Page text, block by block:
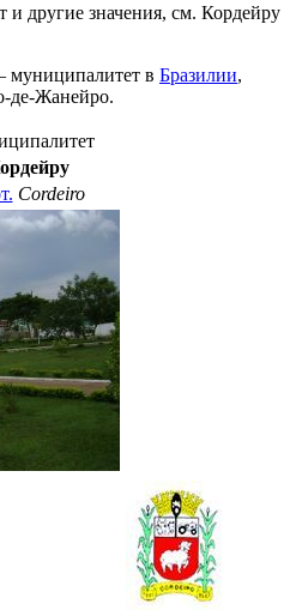
и другие значения, см. Кордейру
в Бразилии,
де-Жанейро.
Cordeiro